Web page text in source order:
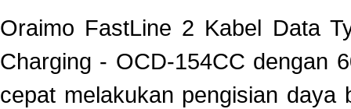
Oraimo FastLine 2 Kabel Data
Charging - OCD-154CC dengan
cepat melakukan pengisian daya